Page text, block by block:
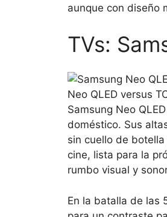
aunque con diseño
TVs:
Neo QLED versus
Samsung Neo
doméstico. Sus
sin cuello de
cine, lista para la
rumbo visual y
En la batalla de las